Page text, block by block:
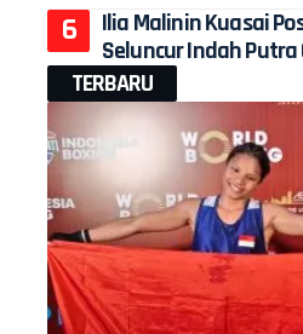
Ilia Malinin Kuasai
Seluncur Indah
TERBARU